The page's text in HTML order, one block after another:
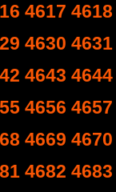
4617 4618
4630 4631
4643 4644
4656 4657
4669 4670
4682 4683